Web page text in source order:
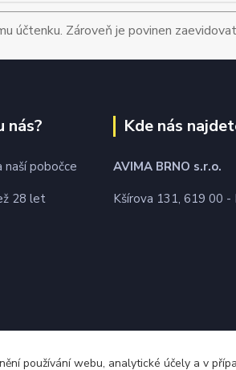
účtenku. Zároveň je povinen
nás?
naší pobočce
28 let
Kde nás
AVIMA BRNO s.r.o.
Kšírova 131, 619 00 -
používání webu, analytické účely a v